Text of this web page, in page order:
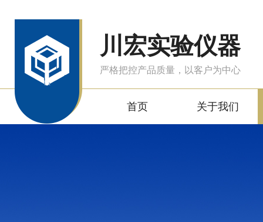
川宏实验仪器
严格把控产品质量，以客户为中心
首页 关于我们